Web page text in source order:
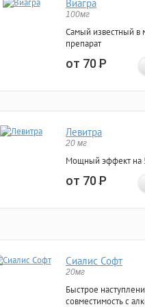
Виагра
100мг
Самый известный в
препарат
от 70Р
Левитра
20 мг
Мощный эффект на
от 70Р
Сиалис Софт
20мг
Быстрое
совместимость с